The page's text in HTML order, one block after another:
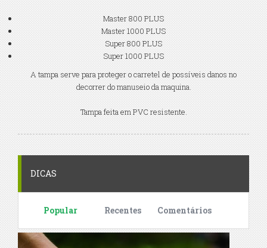
Master 800 PLUS
Master 1000 PLUS
Super 800 PLUS
Super 1000 PLUS
A tampa serve para proteger o carretel de possíveis danos no
decorrer do manuseio da maquina.
Tampa feita em PVC resistente.
DICAS
Popular Recentes Comentários